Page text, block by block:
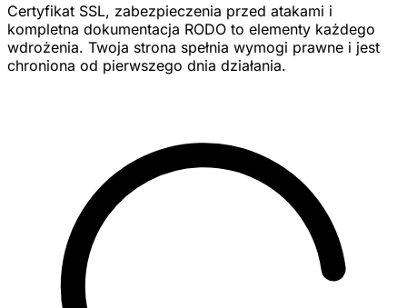
Certyfikat SSL, zabezpieczenia przed atakami i
kompletna dokumentacja RODO to elementy każdego
wdrożenia. Twoja strona spełnia wymogi prawne i jest
chroniona od pierwszego dnia działania.